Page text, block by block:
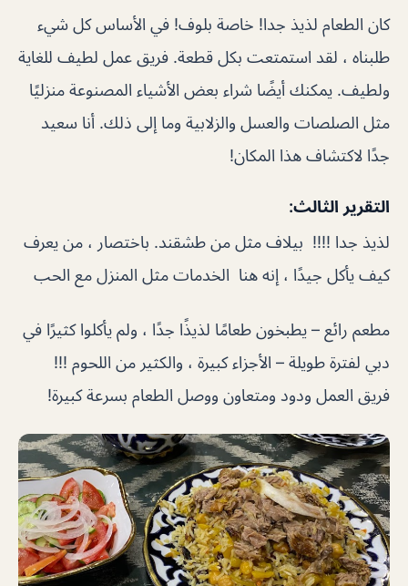
كان الطعام لذيذ جدا! خاصة بلوف! في الأساس كل شيء
طلبناه ، لقد استمتعت بكل قطعة. فريق عمل لطيف للغاية
ولطيف. يمكنك أيضًا شراء بعض الأشياء المصنوعة منزليًا
مثل الصلصات والعسل والزلابية وما إلى ذلك. أنا سعيد
جدًا لاكتشاف هذا المكان!
التقرير الثالث:
لذيذ جدا !!!! بيلاف مثل من طشقند. باختصار ، من يعرف
كيف يأكل جيدًا ، إنه هنا الخدمات مثل المنزل مع الحب
مطعم رائع – يطبخون طعامًا لذيذًا جدًا ، ولم يأكلوا كثيرًا في
دبي لفترة طويلة – الأجزاء كبيرة ، والكثير من اللحوم !!!
فريق العمل ودود ومتعاون ووصل الطعام بسرعة كبيرة!